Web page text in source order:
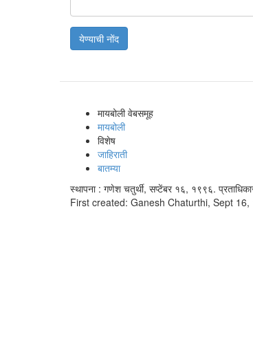
येण्याची नोंद
मायबोली वेबसमूह
मायबोली
विशेष
जाहिराती
बातम्या
स्थापना : गणेश चतुर्थी, सप्टेंबर १६, १९९६.
First created: Ganesh Chaturthi, Sept